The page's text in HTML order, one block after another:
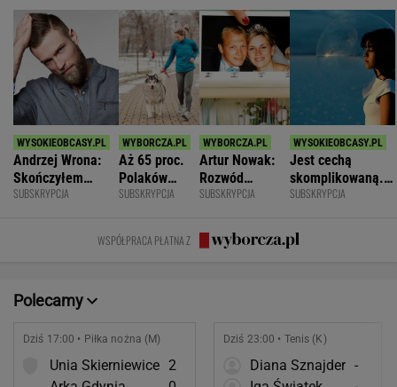
Andrzej Wrona:
Skończyłem
karierę, bo
SUBSKRYPCJA
Aż 65 proc.
Polaków
odczuwa
Nie ćwiczy w
ogóle
SUBSKRYPCJA
Artur Nowak:
Rozwód
odsłania dużo
prawda o
współmałżonku
SUBSKRYPCJA
Jest cechą
skomplikowaną.
Sprawia, że silniej
SUBSKRYPCJA
WSPÓŁPRACA PŁATNA Z
Polecamy
Dziś 17:00 • Piłka nożna (M)
Unia Skierniewice 2
Dziś 23:00 • Tenis (K)
Diana Sznajder -